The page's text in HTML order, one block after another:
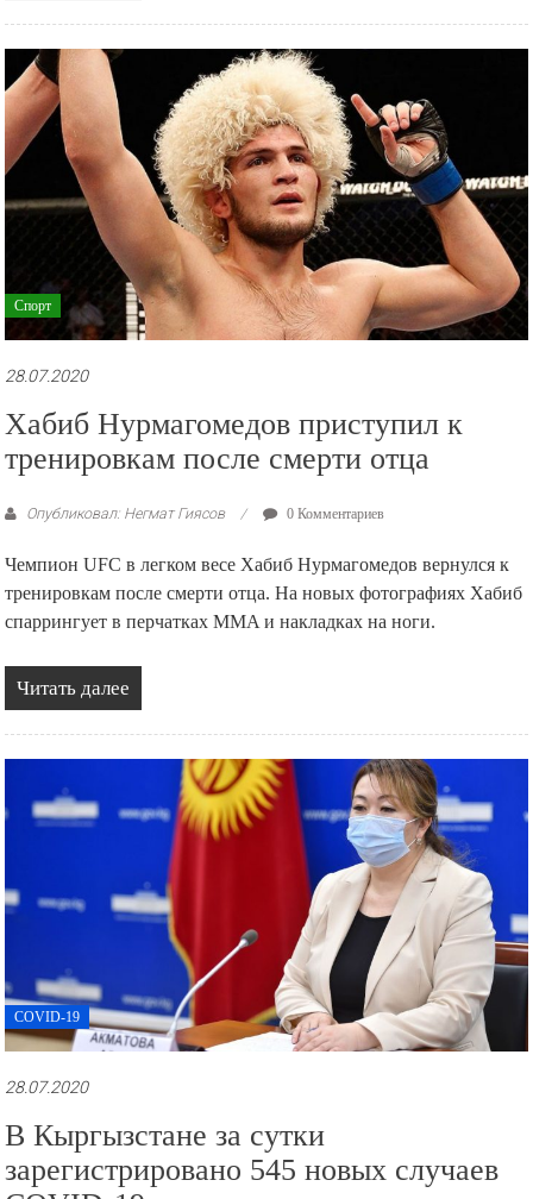
Спорт
28.07.2020
Хабиб Нурмагомедов приступил к
тренировкам после смерти отца
Опубликовал: Негмат Гиясов 0 Комментариев
Чемпион UFC в легком весе Хабиб Нурмагомедов вернулся к
тренировкам после смерти отца. На новых фотографиях Хабиб
спаррингует в перчатках MMA и накладках на ноги.
Читать далее
COVID-19
28.07.2020
В Кыргызстане за сутки
зарегистрировано 545 новых случаев